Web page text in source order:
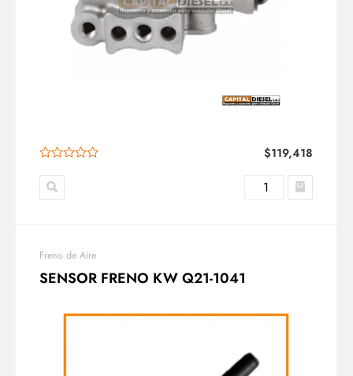
$119,418
Freno de Aire
SENSOR FRENO KW Q21-1041